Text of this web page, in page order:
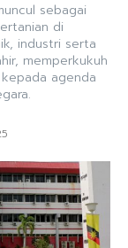
sebagai
di
industri serta
memperkukuh
agenda